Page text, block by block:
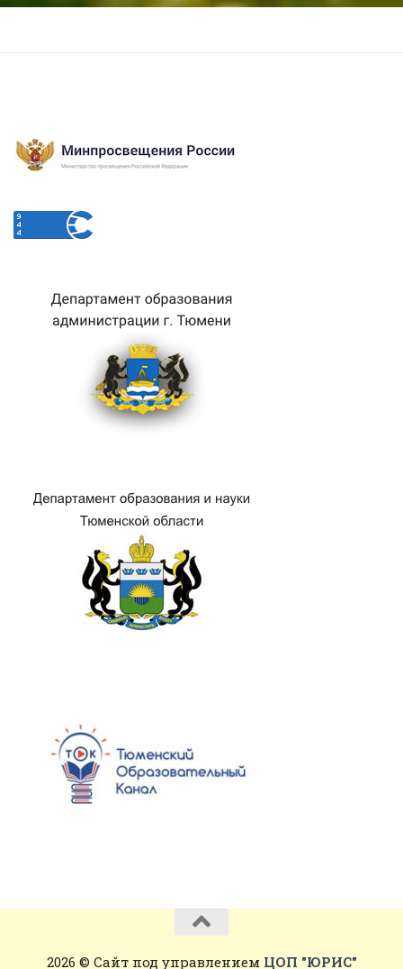
2026 © Сайт под управлением ЦОП "ЮРИС"